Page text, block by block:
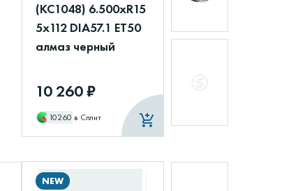
(КС1048) 6.500xR15
5x112 DIA57.1 ET50
алмаз черный
10 260 ₽
10260 в Сплит
NEW